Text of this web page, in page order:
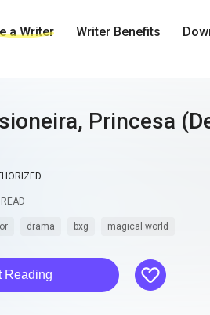
a Writer Writer Benefits
Princesa
READ
drama bxg magical world
Reading like